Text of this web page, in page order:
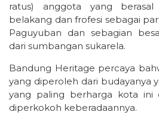
ratus) anggota yang
belakang dan frofesi sebagai
Paguyuban dan sebagian
dari sumbangan sukarela.
Bandung Heritage percaya
yang diperoleh dari budayanya
yang paling berharga kota ini
diperkokoh keberadaannya.